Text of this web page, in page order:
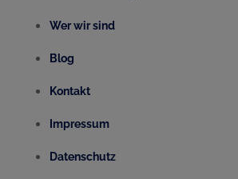
Wer wir sind
Blog
Kontakt
Impressum
Datenschutz